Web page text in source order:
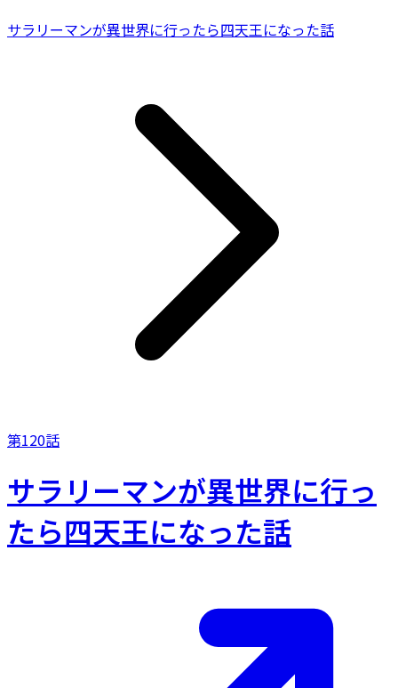
サラリーマンが異世界に行ったら四天王になった話
第120話
サラリーマンが異世界に行っ
たら四天王になった話